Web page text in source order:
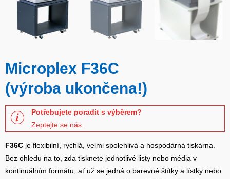
Microplex F36C
(výroba ukončena!)
Potřebujete poradit s výběrem?
Zeptejte se nás.
F36C je flexibilní, rychlá, velmi spolehlivá a hospodárná tiskárna.
Bez ohledu na to, zda tisknete jednotlivé listy nebo média v
kontinuálním formátu, ať už se jedná o barevné štítky a lístky nebo